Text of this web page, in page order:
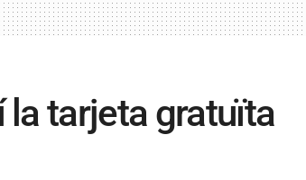
la tarjeta gratuïta